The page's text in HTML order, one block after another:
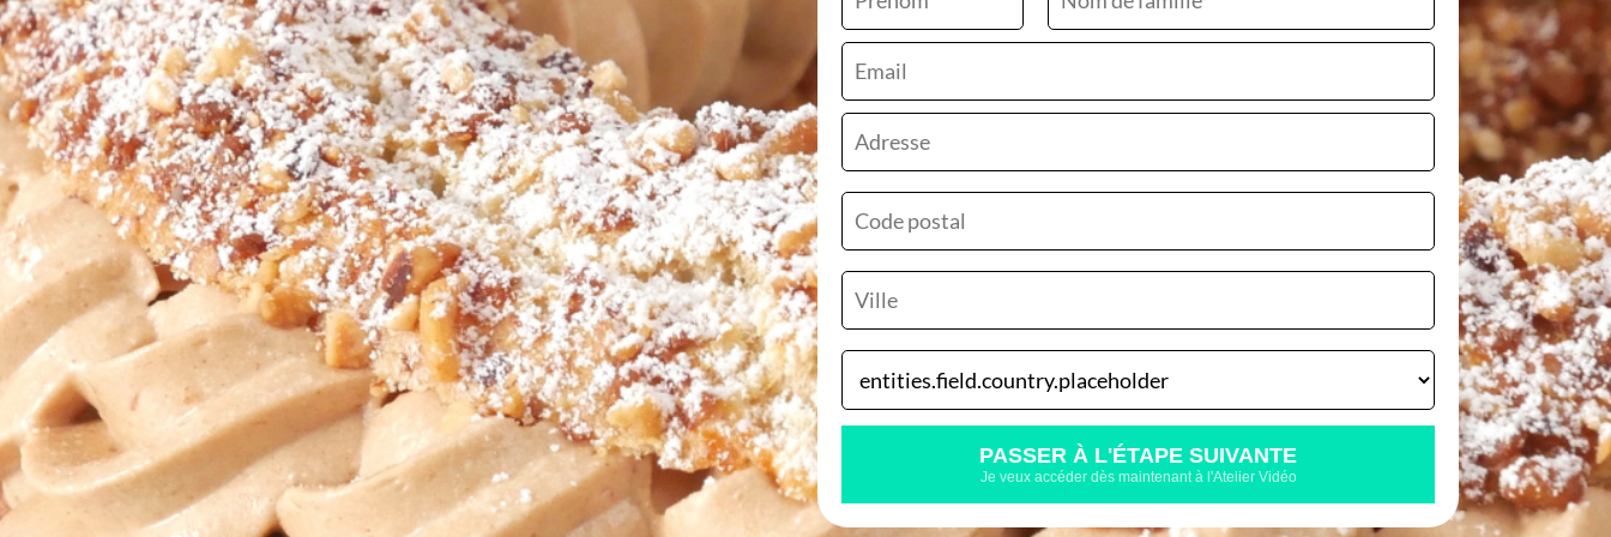
Mes conseils dedégustation
Composition du Gâteau:
- Pâte à Choux
- Croustillant Praliné
- Praliné Amande Noisette
PASSER À L'ÉTAPE SUIVANTE
Je veux accéder dès maintenant à l'Atelier Vidéo